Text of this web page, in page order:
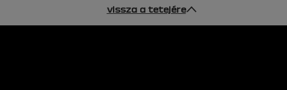
vissza a tetejére